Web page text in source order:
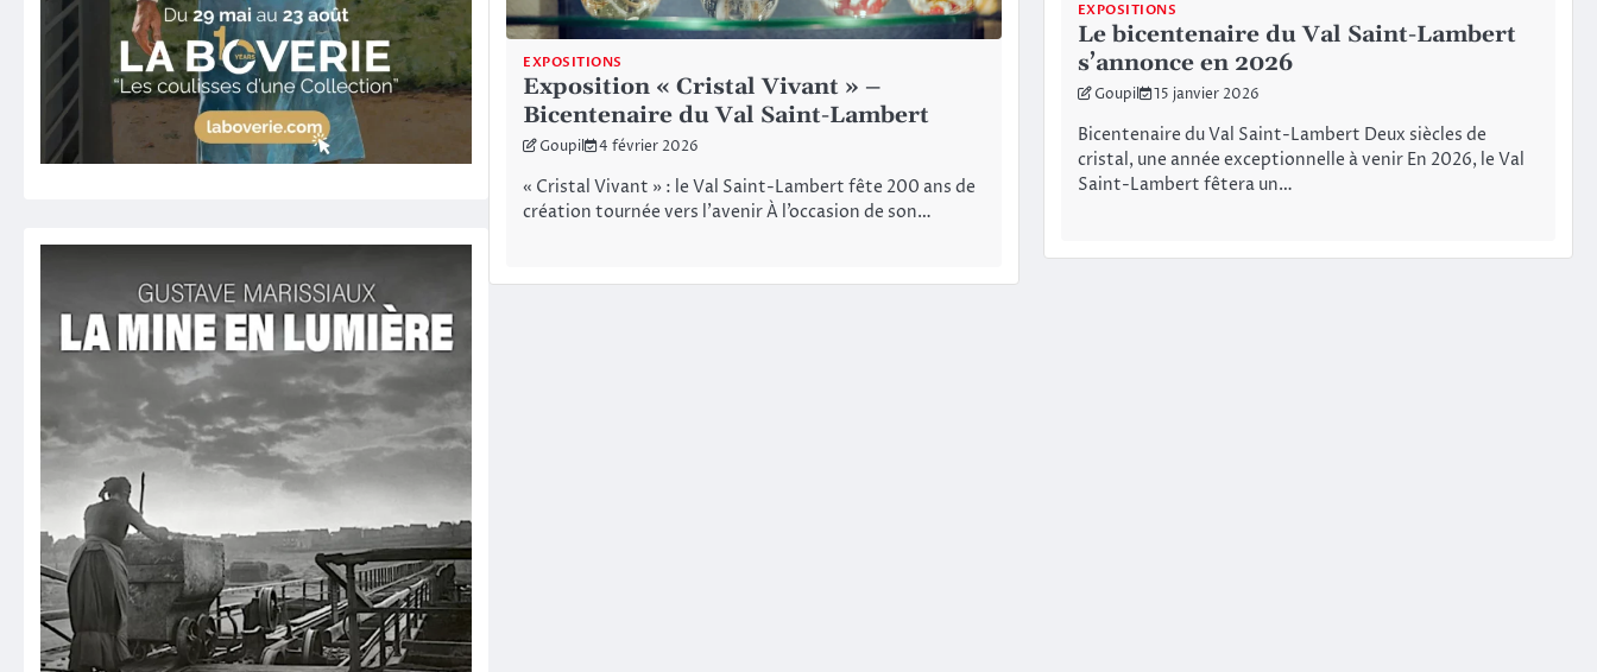
EXPOSITIONS
Exposition « Cristal Vivant » –
Bicentenaire du Val Saint-Lambert
Goupil 4 février 2026
« Cristal Vivant » : le Val Saint-Lambert fête 200 ans de
création tournée vers l’avenir À l’occasion de son…
EXPOSITIONS
Le bicentenaire du Val Saint-Lambert
s’annonce en 2026
Goupil 15 janvier 2026
Bicentenaire du Val Saint-Lambert Deux siècles de
cristal, une année exceptionnelle à venir En 2026, le Val
Saint-Lambert fêtera un…